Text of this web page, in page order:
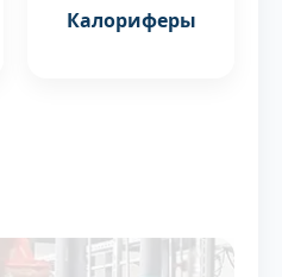
Калориферы